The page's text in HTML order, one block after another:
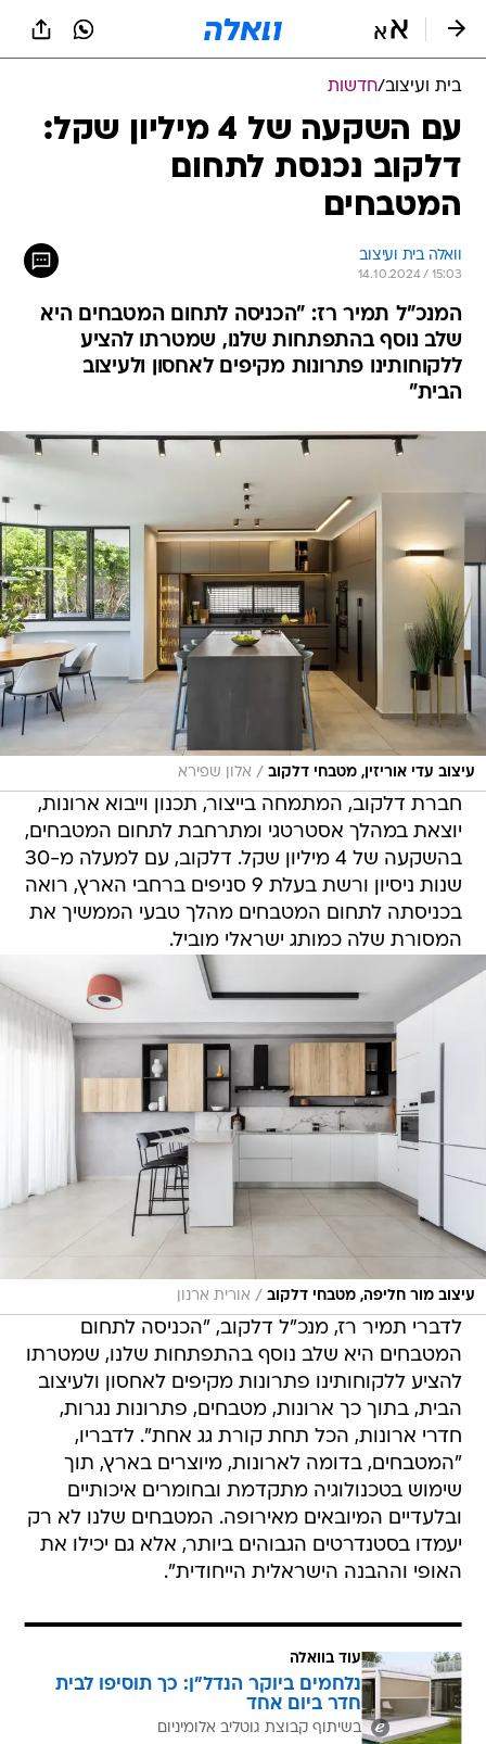
בית ועיצוב/חדשות
עם השקעה של 4 מיליון שקל:
דלקוב נכנסת לתחום
המטבחים
וואלה בית ועיצוב
14.10.2024 / 15:03
המנכ"ל תמיר רז: "הכניסה לתחום המטבחים היא
שלב נוסף בהתפתחות שלנו, שמטרתו להציע
ללקוחותינו פתרונות מקיפים לאחסון ולעיצוב
הבית"
עיצוב עדי אוריזין, מטבחי דלקוב / אלון שפירא
חברת דלקוב, המתמחה בייצור, תכנון וייבוא ארונות,
יוצאת במהלך אסטרטגי ומתרחבת לתחום המטבחים,
בהשקעה של 4 מיליון שקל. דלקוב, עם למעלה מ-30
שנות ניסיון ורשת בעלת 9 סניפים ברחבי הארץ, רואה
בכניסתה לתחום המטבחים מהלך טבעי הממשיך את
המסורת שלה כמותג ישראלי מוביל.
עיצוב מור חליפה, מטבחי דלקוב / אורית ארנון
לדברי תמיר רז, מנכ"ל דלקוב, "הכניסה לתחום
המטבחים היא שלב נוסף בהתפתחות שלנו, שמטרתו
להציע ללקוחותינו פתרונות מקיפים לאחסון ולעיצוב
הבית, בתוך כך ארונות, מטבחים, פתרונות נגרות,
חדרי ארונות, הכל תחת קורת גג אחת". לדבריו,
"המטבחים, בדומה לארונות, מיוצרים בארץ, תוך
שימוש בטכנולוגיה מתקדמת ובחומרים איכותיים
ובלעדיים המיובאים מאירופה. המטבחים שלנו לא רק
יעמדו בסטנדרטים הגבוהים ביותר, אלא גם יכילו את
האופי וההבנה הישראלית הייחודית".
עוד בוואלה
נלחמים ביוקר הנדל"ן: כך תוסיפו לבית
חדר ביום אחד
בשיתוף קבוצת גוטליב אלומיניום